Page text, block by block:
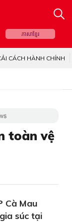
ភាសាខ្មែរ
CÁCH HÀNH CHÍNH
toàn vệ
Cà Mau
súc tại